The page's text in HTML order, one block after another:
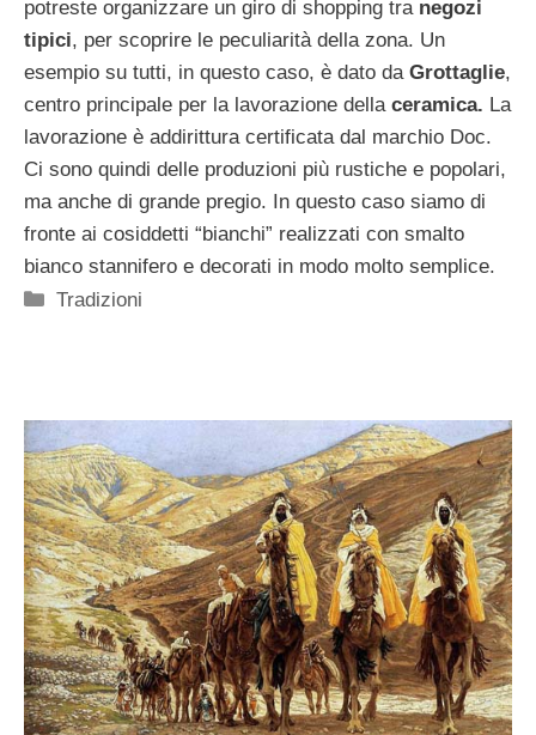
potreste organizzare un giro di shopping tra negozi
tipici, per scoprire le peculiarità della zona. Un
esempio su tutti, in questo caso, è dato da Grottaglie,
centro principale per la lavorazione della ceramica. La
lavorazione è addirittura certificata dal marchio Doc.
Ci sono quindi delle produzioni più rustiche e popolari,
ma anche di grande pregio. In questo caso siamo di
fronte ai cosiddetti “bianchi” realizzati con smalto
bianco stannifero e decorati in modo molto semplice.
Categorie
Tradizioni